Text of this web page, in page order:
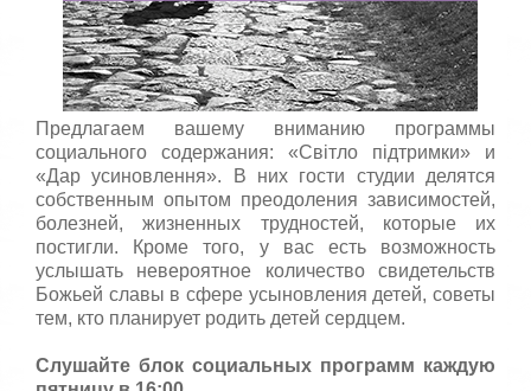
Предлагаем вашему вниманию программы
социального содержания: «Світло підтримки» и
«Дар усиновлення». В них гости студии делятся
собственным опытом преодоления зависимостей,
болезней, жизненных трудностей, которые их
постигли. Кроме того, у вас есть возможность
услышать невероятное количество свидетельств
Божьей славы в сфере усыновления детей, советы
тем, кто планирует родить детей сердцем.
Слушайте блок социальных программ каждую